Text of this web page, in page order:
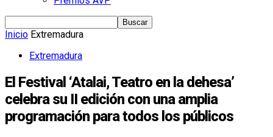
Inicio Extremadura
Extremadura
El Festival ‘Atalai, Teatro en la dehesa’
celebra su II edición con una amplia
programación para todos los públicos